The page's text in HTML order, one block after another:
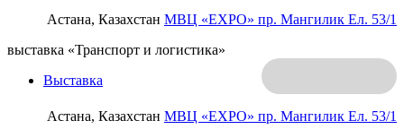
Астана, Казахстан МВЦ «EXPO» пр. Мангилик Ел. 53/1
выставка «Транспорт и логистика»
Астана, Казахстан МВЦ «EXPO» пр. Мангилик Ел. 53/1
Выставка